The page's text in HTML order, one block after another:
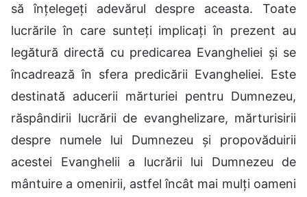
să înțelegeți adevărul despre aceasta. Toate
lucrările în care sunteți implicați în prezent au
legătură directă cu predicarea Evangheliei și se
încadrează în sfera predicării Evangheliei. Este
destinată aducerii mărturiei pentru Dumnezeu,
răspândirii lucrării de evanghelizare, mărturisirii
despre numele lui Dumnezeu și propovăduirii
acestei Evanghelii a lucrării lui Dumnezeu de
mântuire a omenirii, astfel încât mai mulți oameni